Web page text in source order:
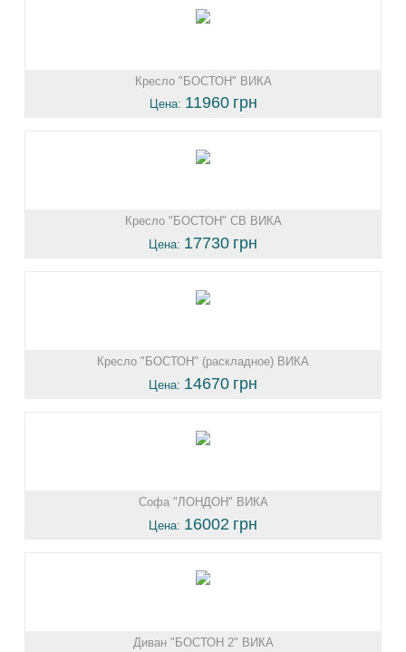
Кресло "БОСТОН" ВИКА
Цена: 11960 грн
Кресло "БОСТОН" СВ ВИКА
Цена: 17730 грн
Кресло "БОСТОН" (раскладное) ВИКА
Цена: 14670 грн
Софа "ЛОНДОН" ВИКА
Цена: 16002 грн
Диван "БОСТОН 2" ВИКА